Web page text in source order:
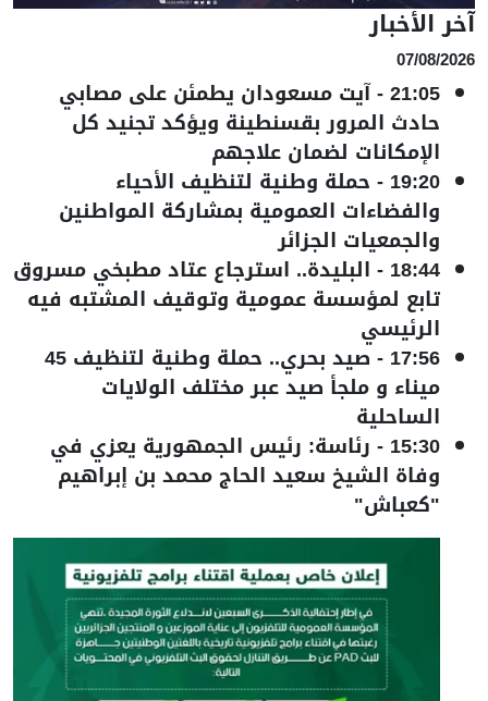
آخر الأخبار
07/08/2026
21:05
-آيت مسعودان يطمئن على مصابي
حادث المرور بقسنطينة ويؤكد تجنيد كل
الإمكانات لضمان علاجهم
19:20
- حملة وطنية لتنظيف الأحياء
والفضاءات العمومية بمشاركة المواطنين
والجمعيات الجزائر
18:44
- البليدة.. استرجاع عتاد مطبخي مسروق
تابع لمؤسسة عمومية وتوقيف المشتبه فيه
الرئيسي
17:56
- صيد بحري.. حملة وطنية لتنظيف 45
ميناء و ملجأ صيد عبر مختلف الولايات
الساحلية
15:30
- رئاسة: رئيس الجمهورية يعزي في
وفاة الشيخ سعيد الحاج محمد بن إبراهيم
"كعباش"